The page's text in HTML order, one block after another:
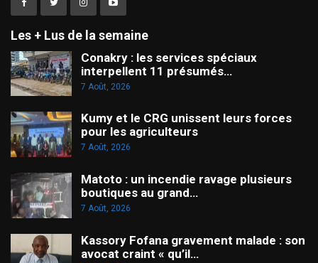
Les + Lus de la semaine
Conakry : les services spéciaux
interpellent 11 présumés…
7 Août, 2026
Kumy et le CRG unissent leurs forces
pour les agriculteurs
7 Août, 2026
Matoto : un incendie ravage plusieurs
boutiques au grand…
7 Août, 2026
Kassory Fofana gravement malade : son
avocat craint « qu’il…